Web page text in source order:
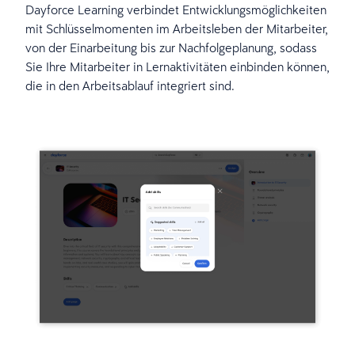
Dayforce Learning verbindet Entwicklungsmöglichkeiten
mit Schlüsselmomenten im Arbeitsleben der Mitarbeiter,
von der Einarbeitung bis zur Nachfolgeplanung, sodass
Sie Ihre Mitarbeiter in Lernaktivitäten einbinden können,
die in den Arbeitsablauf integriert sind.